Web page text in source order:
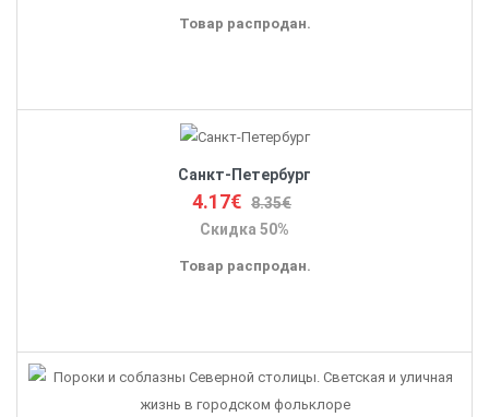
Товар распродан.
Санкт-Петербург
4.17€ 8.35€
Скидка 50%
Товар распродан.